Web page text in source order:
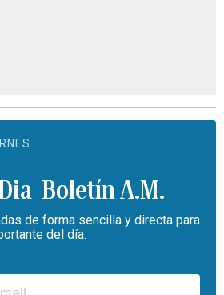
Boletín A.M.
de forma sencilla y directa para
del día.